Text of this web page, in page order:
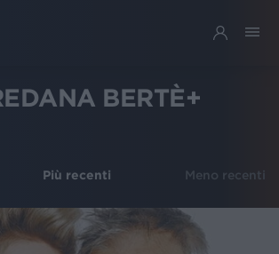
BERTÈ+
Più recenti Meno recenti